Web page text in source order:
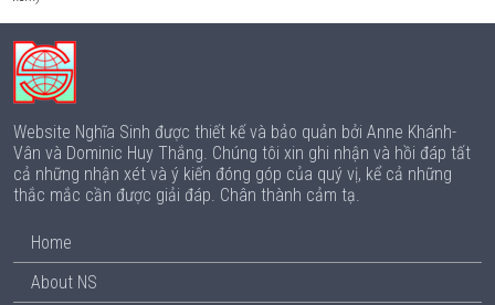
Website Nghĩa Sinh được thiết kế và bảo quản bởi Anne Khánh-
Vân và Dominic Huy Thắng. Chúng tôi xin ghi nhận và hồi đáp tất
cả những nhận xét và ý kiến đóng góp của quý vị, kể cả những
thắc mắc cần được giải đáp. Chân thành cảm tạ.
Home
About NS